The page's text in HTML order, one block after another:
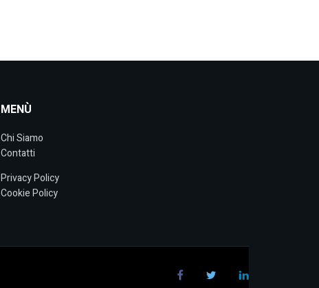
MENÙ
Chi Siamo
Contatti
Privacy Policy
Cookie Policy